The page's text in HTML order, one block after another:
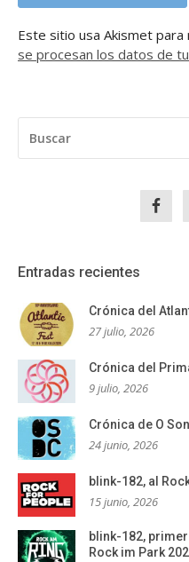
Este sitio usa Akismet para
se procesan los datos de
Entradas recientes
Crónica del
27 julio, 2026
Crónica del
9 julio, 2026
Crónica de O
24 junio, 2026
blink-182, al
15 junio, 2026
blink-182,
Rock im Park